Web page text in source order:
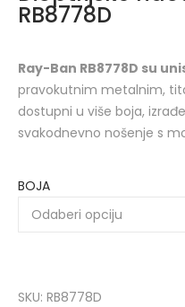
RB8778D
Ray-Ban RB8778D su
pravokutnim metalnim,
dostupni u više boja,
svakodnevno nošenje s
BOJA
SKU: RB8778D